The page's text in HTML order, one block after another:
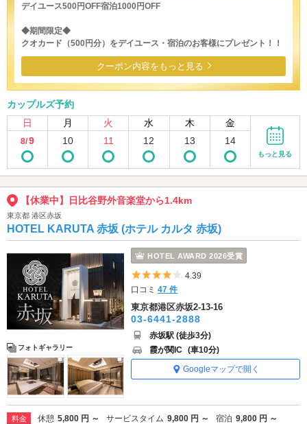
デイユース500円OFF宿泊1000円OFF
◆期間限定◆
クオカード（500円分）をデイユース・宿泊のお客様にプレゼント！！
クーポン内容をもっと見る
カップルズ予約
日
月 火 水 木 金
8/9 10 11 12 13 14
もっと見る
【休業中】日比谷野外音楽堂から1.4km
東京都 港区赤坂
HOTEL KARUTA 赤坂 (ホテル カルタ 赤坂)
フォトギャラリー
HOTEL AWARD 2026受賞
5つ星のうち4
4.39
口コミ47 件
東京都港区赤坂2-13-16
03-6441-2888
赤坂駅 (徒歩3分)
霞が関IC (車10分)
Googleマップで開く
料金 休憩 5,800 円 ～ サービスタイム 9,800 円 ～ 宿泊 9,800 円 ～